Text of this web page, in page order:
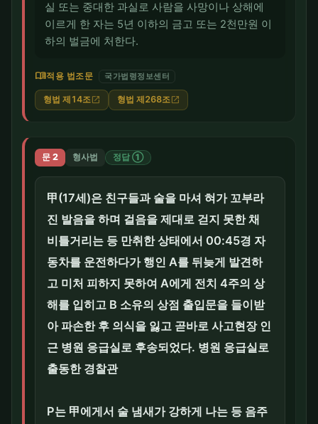
실 또는 중대한 과실로 사람을 사망이나 상해에
이르게 한 자는 5년 이하의 금고 또는 2천만원 이
하의 벌금에 처한다.
menu_book적용 법조문 국가법령정보센터
형법 제14조 open_in_new 형법 제268조 open_in_new
문 2 형사법 정답 ①
甲(17세)은 친구들과 술을 마셔 혀가 꼬부라
진 발음을 하며 걸음을 제대로 걷지 못한 채
비틀거리는 등 만취한 상태에서 00:45경 자
동차를 운전하다가 행인 A를 뒤늦게 발견하
고 미처 피하지 못하여 A에게 전치 4주의 상
해를 입히고 B 소유의 상점 출입문을 들이받
아 파손한 후 의식을 잃고 곧바로 사고현장 인
근 병원 응급실로 후송되었다. 병원 응급실로
출동한 경찰관
P는 甲에게서 술 냄새가 강하게 나는 등 음주